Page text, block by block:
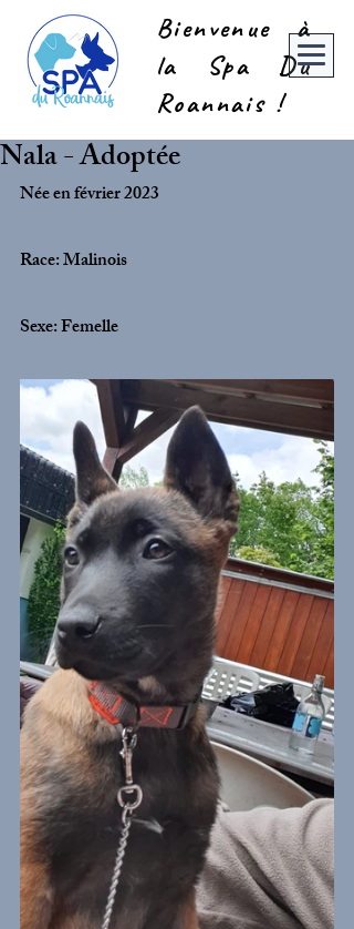
Bienvenue à
la Spa Du
Roannais !
Nala - Adoptée
Née en février 2023
Race: Malinois
Sexe: Femelle